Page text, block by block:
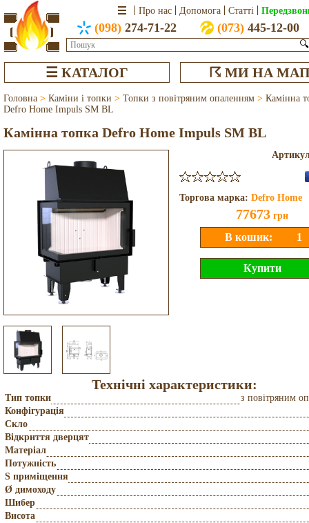
Про нас Допомога Статті
(098) 274-71-22 (073)445-12-00
🔍
☰ КАТАЛОГ ☈ МИ НА
Головна > Каміни і топки > Топки з повітряним опаленням > Камінна
Defro Home Impuls SM BL
Камінна топка Defro Home Impuls SM BL
Торгова марка: Defro Home
77673 грн
Технічні характеристики:
Тип топки
з повітряним
Конфігурація
Скло
Відкриття дверцят
Матеріал
Потужність
S приміщення
Ø димоходу
Шибер
Висота